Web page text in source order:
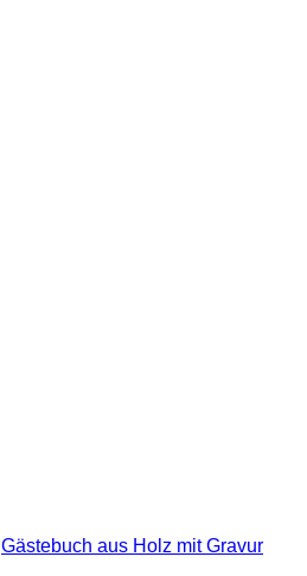
Gästebuch aus Holz mit Gravur